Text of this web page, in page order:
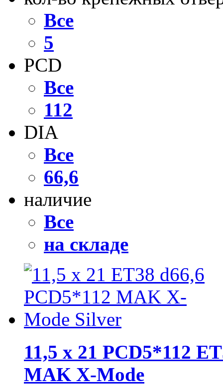
Все
5
PCD
Все
112
DIA
Все
66,6
наличие
Все
на складе
11,5 x 21 PCD5*112
MAK X-Mode